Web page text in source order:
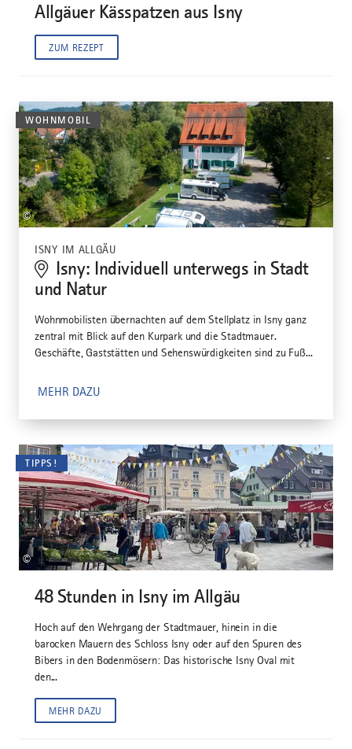
Allgäuer Kässpatzen aus Isny
ZUM REZEPT
WOHNMOBIL
©
ISNY IM ALLGÄU
Isny: Individuell unterwegs in Stadt
und Natur
Wohnmobilisten übernachten auf dem Stellplatz in Isny ganz
zentral mit Blick auf den Kurpark und die Stadtmauer.
Geschäfte, Gaststätten und Sehenswürdigkeiten sind zu Fuß...
MEHR DAZU
TIPPS!
©
48 Stunden in Isny im Allgäu
Hoch auf den Wehrgang der Stadtmauer, hinein in die
barocken Mauern des Schloss Isny oder auf den Spuren des
Bibers in den Bodenmösern: Das historische Isny Oval mit
den...
MEHR DAZU